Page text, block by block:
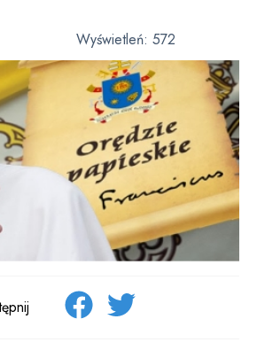
Wyświetleń: 572